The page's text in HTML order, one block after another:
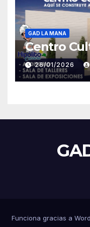
GAD LA MANA
Centro
26/01/2026
Funciona gracias a